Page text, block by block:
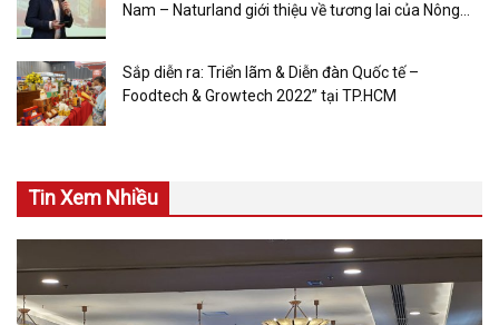
Nam – Naturland giới thiệu về tương lai của Nông
Sắp diễn ra: Triển lãm & Diễn đàn Quốc tế –
Foodtech & Growtech 2022” tại TP.HCM
Tin Xem Nhiều